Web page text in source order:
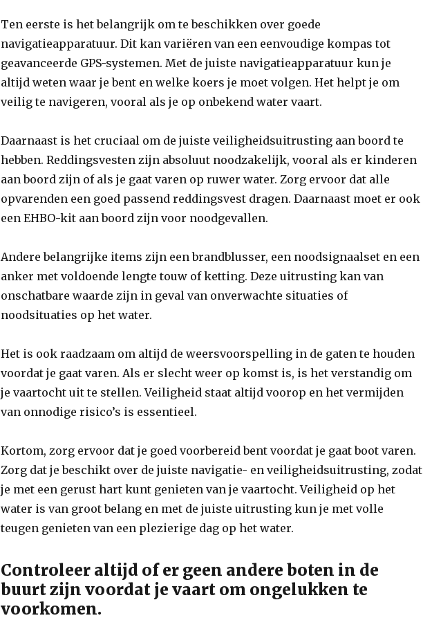
Ten eerste is het belangrijk om te beschikken over goede
navigatieapparatuur. Dit kan variëren van een eenvoudige kompas tot
geavanceerde GPS-systemen. Met de juiste navigatieapparatuur kun je
altijd weten waar je bent en welke koers je moet volgen. Het helpt je om
veilig te navigeren, vooral als je op onbekend water vaart.
Daarnaast is het cruciaal om de juiste veiligheidsuitrusting aan boord te
hebben. Reddingsvesten zijn absoluut noodzakelijk, vooral als er kinderen
aan boord zijn of als je gaat varen op ruwer water. Zorg ervoor dat alle
opvarenden een goed passend reddingsvest dragen. Daarnaast moet er ook
een EHBO-kit aan boord zijn voor noodgevallen.
Andere belangrijke items zijn een brandblusser, een noodsignaalset en een
anker met voldoende lengte touw of ketting. Deze uitrusting kan van
onschatbare waarde zijn in geval van onverwachte situaties of
noodsituaties op het water.
Het is ook raadzaam om altijd de weersvoorspelling in de gaten te houden
voordat je gaat varen. Als er slecht weer op komst is, is het verstandig om
je vaartocht uit te stellen. Veiligheid staat altijd voorop en het vermijden
van onnodige risico’s is essentieel.
Kortom, zorg ervoor dat je goed voorbereid bent voordat je gaat boot varen.
Zorg dat je beschikt over de juiste navigatie- en veiligheidsuitrusting, zodat
je met een gerust hart kunt genieten van je vaartocht. Veiligheid op het
water is van groot belang en met de juiste uitrusting kun je met volle
teugen genieten van een plezierige dag op het water.
Controleer altijd of er geen andere boten in de
buurt zijn voordat je vaart om ongelukken te
voorkomen.